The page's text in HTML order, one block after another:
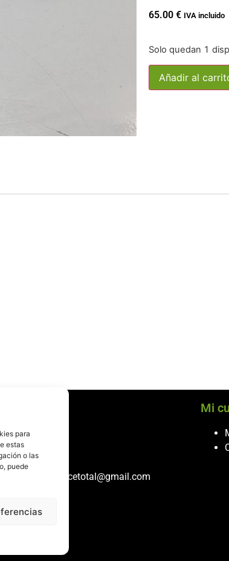
para
estas
o las
puede
65.00 € IVA incluido
Solo quedan 1
Añadir al
al cliente
243 432
867 074
recambiosdespiecetotal@gmail.com
Mi